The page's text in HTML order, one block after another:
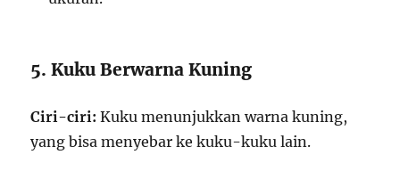
5. Kuku Berwarna Kuning
Ciri-ciri: Kuku menunjukkan warna kuning,
yang bisa menyebar ke kuku-kuku lain.